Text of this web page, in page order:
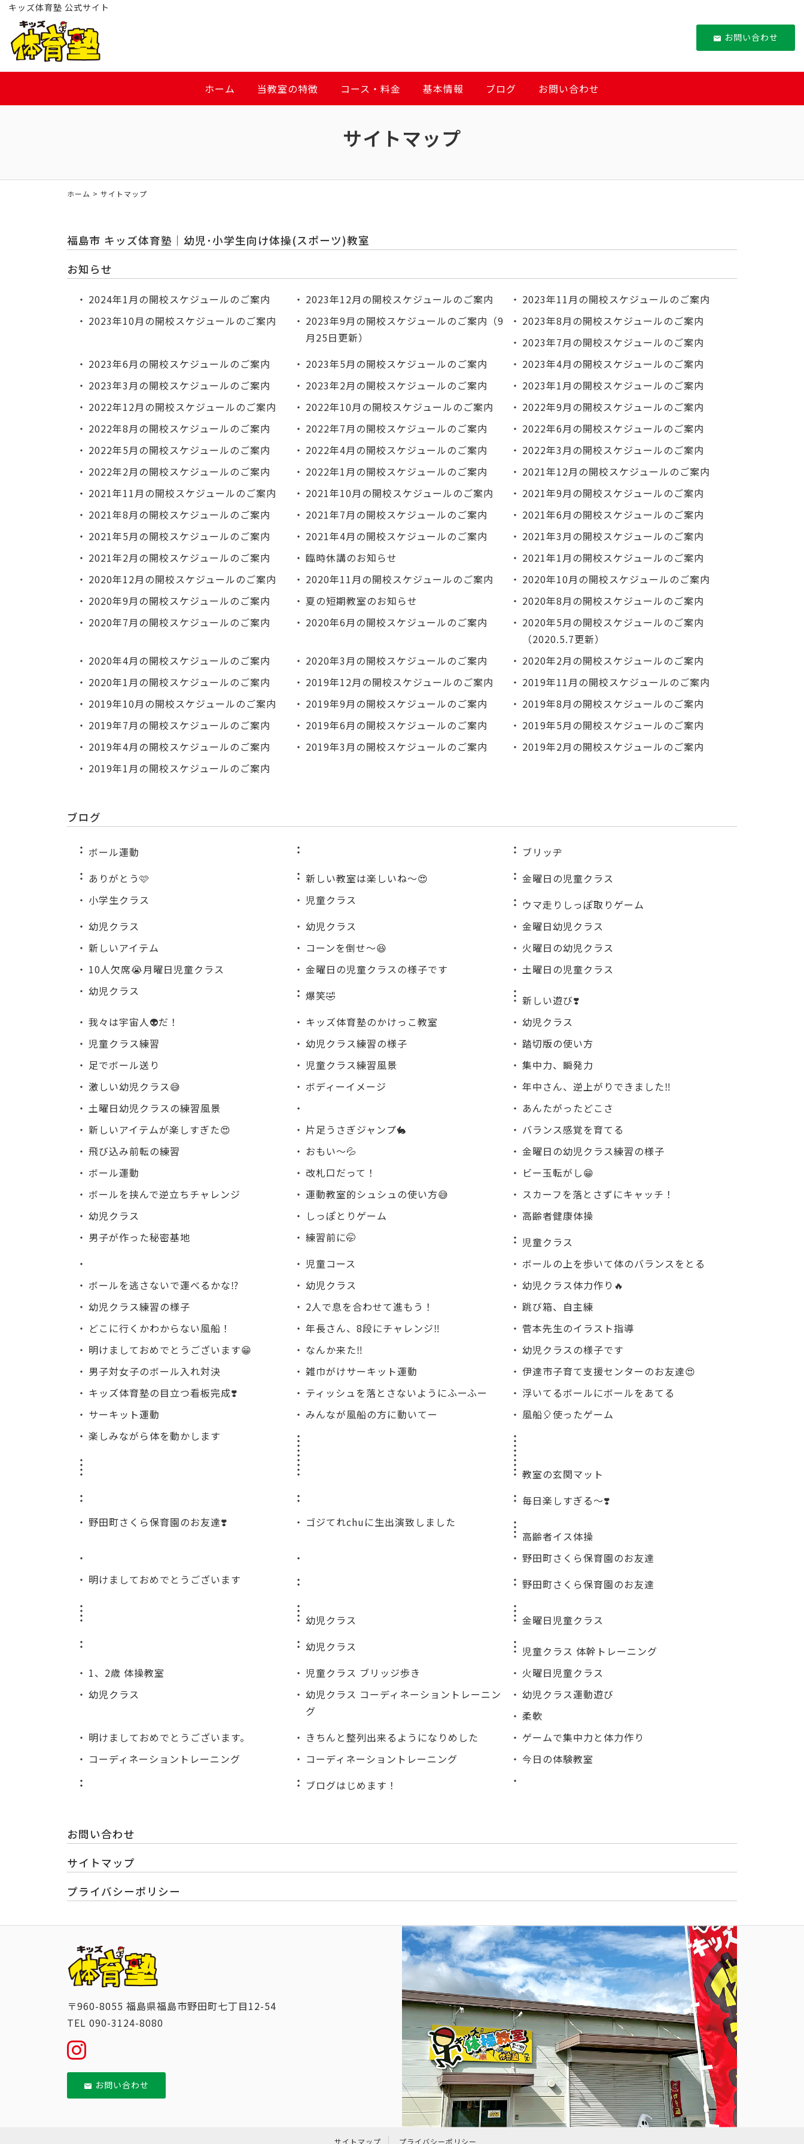
キッズ体育塾 公式サイト
お問い合わせ
ホーム 当教室の特徴 コース・料金 基本情報 ブログ お問い合わせ
サイトマップ
ホーム > サイトマップ
福島市 キッズ体育塾｜幼児･小学生向け体操(スポーツ)教室
お知らせ
2024年1月の開校スケジュールのご案内 2023年12月の開校スケジュールのご案内
2023年11月の開校スケジュールのご案内
2023年10月の開校スケジュールのご案内
2023年9月の開校スケジュールのご案内（9
月25日更新）
2023年8月の開校スケジュールのご案内
2023年7月の開校スケジュールのご案内
2023年6月の開校スケジュールのご案内
2023年5月の開校スケジュールのご案内
2023年4月の開校スケジュールのご案内
2023年3月の開校スケジュールのご案内
2023年2月の開校スケジュールのご案内
2023年1月の開校スケジュールのご案内
2022年12月の開校スケジュールのご案内
2022年10月の開校スケジュールのご案内
2022年9月の開校スケジュールのご案内
2022年8月の開校スケジュールのご案内
2022年7月の開校スケジュールのご案内
2022年6月の開校スケジュールのご案内
2022年5月の開校スケジュールのご案内
2022年4月の開校スケジュールのご案内
2022年3月の開校スケジュールのご案内
2022年2月の開校スケジュールのご案内
2022年1月の開校スケジュールのご案内
2021年12月の開校スケジュールのご案内
2021年11月の開校スケジュールのご案内
2021年10月の開校スケジュールのご案内
2021年9月の開校スケジュールのご案内
2021年8月の開校スケジュールのご案内
2021年7月の開校スケジュールのご案内
2021年6月の開校スケジュールのご案内
2021年5月の開校スケジュールのご案内
2021年4月の開校スケジュールのご案内
2021年3月の開校スケジュールのご案内
2021年2月の開校スケジュールのご案内
臨時休講のお知らせ
2021年1月の開校スケジュールのご案内
2020年12月の開校スケジュールのご案内
2020年11月の開校スケジュールのご案内
2020年10月の開校スケジュールのご案内
2020年9月の開校スケジュールのご案内
夏の短期教室のお知らせ
2020年8月の開校スケジュールのご案内
2020年7月の開校スケジュールのご案内
2020年6月の開校スケジュールのご案内
2020年5月の開校スケジュールのご案内
（2020.5.7更新）
2020年4月の開校スケジュールのご案内
2020年3月の開校スケジュールのご案内
2020年2月の開校スケジュールのご案内
2020年1月の開校スケジュールのご案内
2019年12月の開校スケジュールのご案内
2019年11月の開校スケジュールのご案内
2019年10月の開校スケジュールのご案内
2019年9月の開校スケジュールのご案内
2019年8月の開校スケジュールのご案内
2019年7月の開校スケジュールのご案内
2019年6月の開校スケジュールのご案内
2019年5月の開校スケジュールのご案内
2019年4月の開校スケジュールのご案内
2019年3月の開校スケジュールのご案内
2019年2月の開校スケジュールのご案内
2019年1月の開校スケジュールのご案内
ブログ
ボール運動
ブリッヂ
ありがとう🩷
新しい教室は楽しいね〜😍
金曜日の児童クラス
小学生クラス
児童クラス
ウマ走りしっぽ取りゲーム
幼児クラス
幼児クラス
金曜日幼児クラス
新しいアイテム
コーンを倒せ〜😆
火曜日の幼児クラス
10人欠席😭月曜日児童クラス
金曜日の児童クラスの様子です
土曜日の児童クラス
幼児クラス
爆笑🤣
新しい遊び❣️
我々は宇宙人👽だ！
キッズ体育塾のかけっこ教室
幼児クラス
児童クラス練習
幼児クラス練習の様子
踏切版の使い方
足でボール送り
児童クラス練習風景
集中力、瞬発力
激しい幼児クラス😅
ボディーイメージ
年中さん、逆上がりできました‼️
土曜日幼児クラスの練習風景
あんたがったどこさ
新しいアイテムが楽しすぎた😍
片足うさぎジャンプ🐇
バランス感覚を育てる
飛び込み前転の練習
おもい〜💦
金曜日の幼児クラス練習の様子
ボール運動
改札口だって！
ビー玉転がし😁
ボールを挟んで逆立ちチャレンジ
運動教室的シュシュの使い方😅
スカーフを落とさずにキャッチ！
幼児クラス
しっぽとりゲーム
高齢者健康体操
男子が作った秘密基地
練習前に🤭
児童クラス
児童コース
ボールの上を歩いて体のバランスをとる
ボールを逃さないで運べるかな⁉️
幼児クラス
幼児クラス体力作り🔥
幼児クラス練習の様子
2人で息を合わせて進もう！
跳び箱、自主練
どこに行くかわからない風船！
年長さん、8段にチャレンジ‼️
菅本先生のイラスト指導
明けましておめでとうございます😁
なんか来た‼️
幼児クラスの様子です
男子対女子のボール入れ対決
雑巾がけサーキット運動
伊達市子育て支援センターのお友達😍
キッズ体育塾の目立つ看板完成❣️
ティッシュを落とさないようにふーふー
浮いてるボールにボールをあてる
サーキット運動
みんなが風船の方に動いてー
風船🎈使ったゲーム
楽しみながら体を動かします
教室の玄関マット
毎日楽しすぎる〜❣️
野田町さくら保育園のお友達❣️
ゴジてれchuに生出演致しました
高齢者イス体操
野田町さくら保育園のお友達
明けましておめでとうございます
野田町さくら保育園のお友達
幼児クラス
金曜日児童クラス
幼児クラス
児童クラス 体幹トレーニング
1、2歳 体操教室
児童クラス ブリッジ歩き
火曜日児童クラス
幼児クラス
幼児クラス コーディネーショントレーニン
グ
幼児クラス運動遊び
柔軟
明けましておめでとうございます。
きちんと整列出来るようになりめした
ゲームで集中力と体力作り
コーディネーショントレーニング
コーディネーショントレーニング
今日の体験教室
ブログはじめます！
お問い合わせ
サイトマップ
プライバシーポリシー
〒960-8055 福島県福島市野田町七丁目12-54
TEL 090-3124-8080
お問い合わせ
サイトマップ プライバシーポリシー